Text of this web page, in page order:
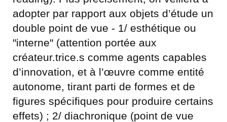
adopter par rapport aux objets d’étude un
double point de vue - 1/ esthétique ou
"interne" (attention portée aux
créateur.trice.s comme agents capables
d’innovation, et à l’œuvre comme entité
autonome, tirant parti de formes et de
figures spécifiques pour produire certains
effets) ; 2/ diachronique (point de vue